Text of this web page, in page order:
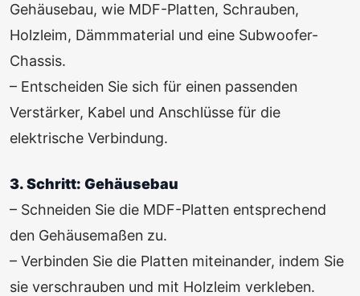
Gehäusebau, wie MDF-Platten, Schrauben,
Holzleim, Dämmmaterial und eine Subwoofer-
Chassis.
– Entscheiden Sie sich für einen passenden
Verstärker, Kabel und Anschlüsse für die
elektrische Verbindung.
3. Schritt: Gehäusebau
– Schneiden Sie die MDF-Platten entsprechend
den Gehäusemaßen zu.
– Verbinden Sie die Platten miteinander, indem Sie
sie verschrauben und mit Holzleim verkleben.